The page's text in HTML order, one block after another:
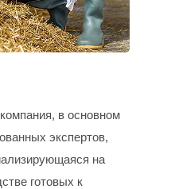
в основном
экспертов,
на
готовых к